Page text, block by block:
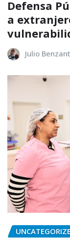
Defensa
a
Julio Benzant